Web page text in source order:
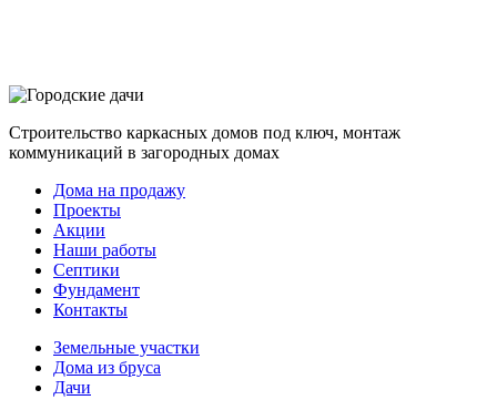
Строительство каркасных домов под ключ, монтаж
коммуникаций в загородных домах
Дома на продажу
Проекты
Акции
Наши работы
Септики
Фундамент
Контакты
Земельные участки
Дома из бруса
Дачи